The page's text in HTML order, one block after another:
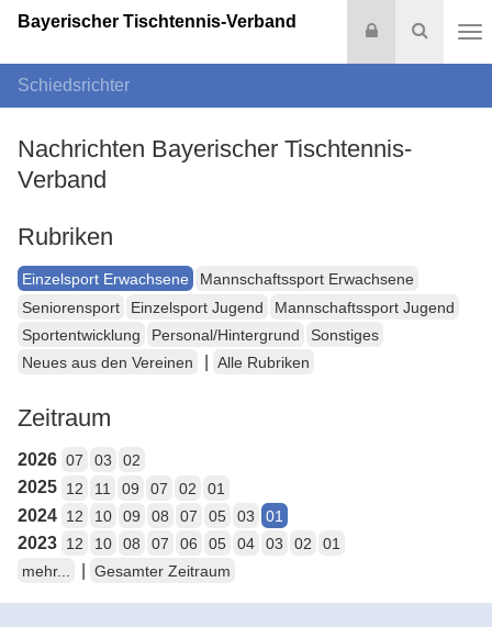
Suche
Login
Bayerischer Tischtennis-Verband
Schiedsrichter
Nachrichten Bayerischer Tischtennis-
Verband
Rubriken
Einzelsport Erwachsene
Mannschaftssport Erwachsene
Seniorensport
Einzelsport Jugend
Mannschaftssport Jugend
Sportentwicklung
Personal/Hintergrund
Sonstiges
Neues aus den Vereinen
Alle Rubriken
Zeitraum
2026 07 03 02
2025 12 11 09 07 02 01
2024 12 10 09 08 07 05 03 01
2023 12 10 08 07 06 05 04 03 02
01
mehr...
Gesamter Zeitraum